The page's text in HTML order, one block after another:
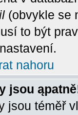
(obvykle se
to být
nahoru
jsou
jsou téměř